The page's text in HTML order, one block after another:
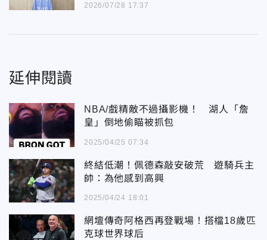
2026/07/28 17:37
延伸閱讀
NBA/戲精敵不過攝影機！ 湖人「詹
皇」倒地偷瞄被抓包
2025/04/25 07:34
終結低潮！佩德森敲安破荒 遊騎兵主
帥：為他感到高興
2025/04/24 18:01
網壇傳奇阿格西再登戰場！搭檔18歲匹
克球世界球后